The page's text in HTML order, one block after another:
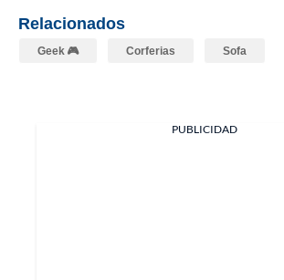
Relacionados
Geek 🎮 Corferias Sofa
PUBLICIDAD